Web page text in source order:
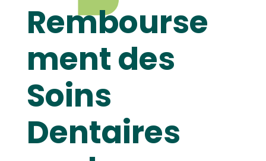
Rembourse
ment des
Soins
Dentaires